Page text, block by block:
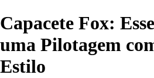
Capacete Fox:
uma Pilotagem
Estilo